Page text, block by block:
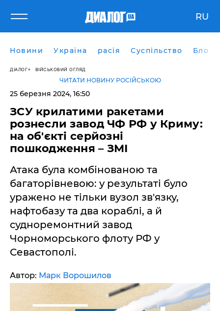
RU
Новини Україна расія Суспільство Блоги
ДІАЛОГ ВІЙСЬКОВИЙ ОГЛЯД
ЧИТАТИ НОВИНУ РОСІЙСЬКОЮ
25 березня 2024, 16:50
ЗСУ крилатими ракетами
рознесли завод ЧФ РФ у Криму:
на об'єкті серйозні
пошкодження – ЗМІ
Атака була комбінованою та
багаторівневою: у результаті було
уражено не тільки вузол зв'язку,
нафтобазу та два кораблі, а й
судноремонтний завод
Чорноморського флоту РФ у
Севастополі.
Автор: Марк Ворошилов